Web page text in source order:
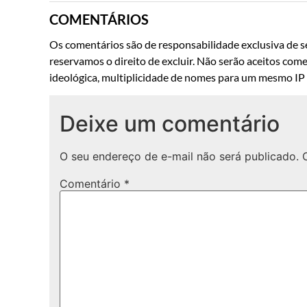
COMENTÁRIOS
Os comentários são de responsabilidade exclusiva de
reservamos o direito de excluir. Não serão aceitos
ideológica, multiplicidade de nomes para um mesmo
Deixe um comentário
O seu endereço de e-mail não será publicado.
Comentário *